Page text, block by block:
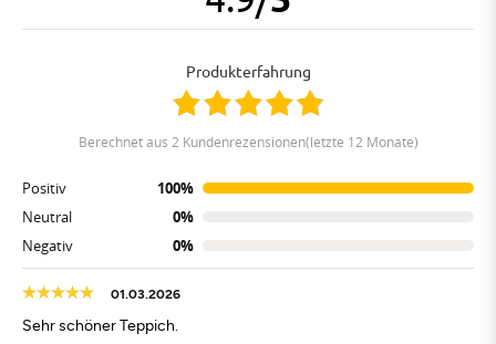
Produkterfahrung
berechnet aus 2 Kundenrezensionen(letzte 12 Monate)
Positiv
100%
Neutral
0%
Negativ
0%
01.03.2026
Sehr schöner Teppich.